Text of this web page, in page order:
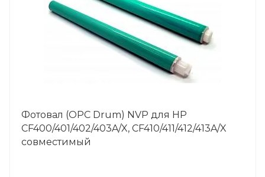
Фотовал (OPC Drum) NVP для HP
CF400/401/402/403A/X, CF410/411/412/413A/X
совместимый